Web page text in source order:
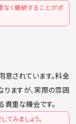
く継続することがポ
意されています。料金
ますが、実際の雰囲
貴重な機会です。
みましょう。